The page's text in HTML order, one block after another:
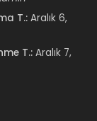
T.: Aralık 6,
T.: Aralık 7,